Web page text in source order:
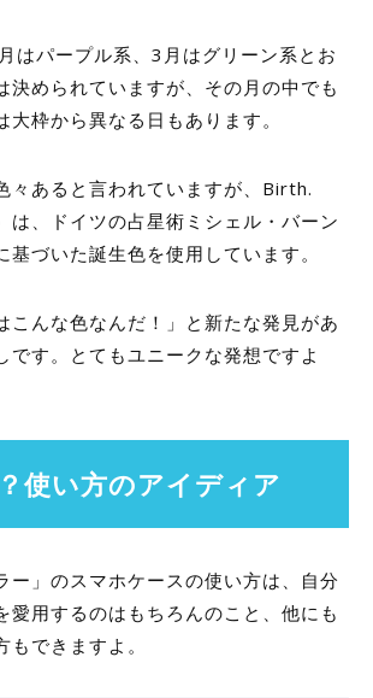
月はパープル系、 3 月はグリーン系とお
決められていますが、その月の中でも
大枠から異なる日もあります。
々あると言われていますが、 Birth.
は、ドイツの占星術ミシェル・バーン
基づいた誕生色を使用しています。
こんな色なんだ！」と新たな発見があ
です。とてもユニークな発想ですよ
使い方のアイディア
ー」のスマホケースの使い方は、自分
愛用するのはもちろんのこと、他にも
できますよ。